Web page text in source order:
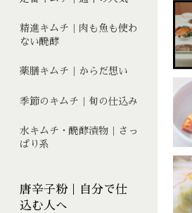
精進キムチ｜肉も魚も使わ
ない醗酵
薬膳キムチ｜からだ想い
季節のキムチ｜旬の仕込み
水キムチ・醗酵漬物｜さっ
ぱり系
唐辛子粉｜自分で仕
込む人へ